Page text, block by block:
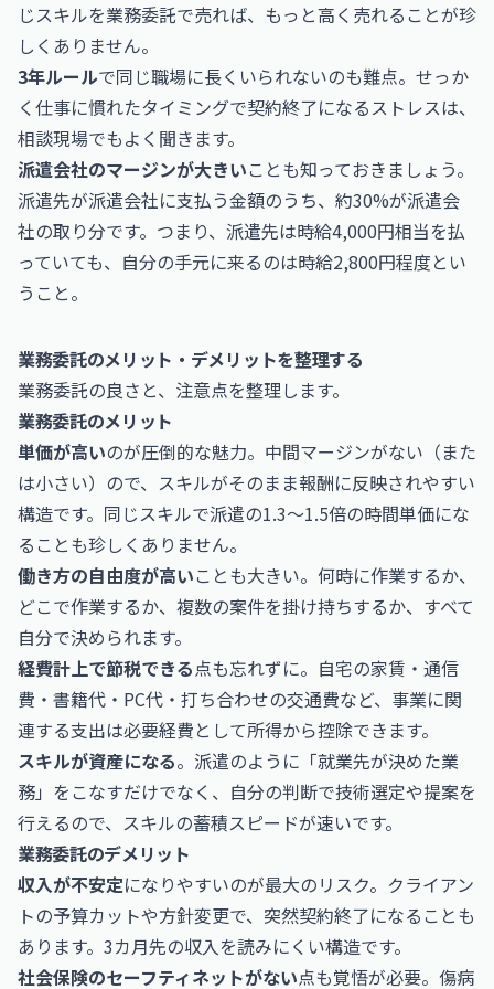
じスキルを業務委託で売れば、もっと高く売れることが珍
しくありません。
3年ルールで同じ職場に長くいられないのも難点。せっか
く仕事に慣れたタイミングで契約終了になるストレスは、
相談現場でもよく聞きます。
派遣会社のマージンが大きいことも知っておきましょう。
派遣先が派遣会社に支払う金額のうち、約30%が派遣会
社の取り分です。つまり、派遣先は時給4,000円相当を払
っていても、自分の手元に来るのは時給2,800円程度とい
うこと。
業務委託のメリット・デメリットを整理する
業務委託の良さと、注意点を整理します。
業務委託のメリット
単価が高いのが圧倒的な魅力。中間マージンがない（また
は小さい）ので、スキルがそのまま報酬に反映されやすい
構造です。同じスキルで派遣の1.3〜1.5倍の時間単価にな
ることも珍しくありません。
働き方の自由度が高いことも大きい。何時に作業するか、
どこで作業するか、複数の案件を掛け持ちするか、すべて
自分で決められます。
経費計上で節税できる点も忘れずに。自宅の家賃・通信
費・書籍代・PC代・打ち合わせの交通費など、事業に関
連する支出は必要経費として所得から控除できます。
スキルが資産になる。派遣のように「就業先が決めた業
務」をこなすだけでなく、自分の判断で技術選定や提案を
行えるので、スキルの蓄積スピードが速いです。
業務委託のデメリット
収入が不安定になりやすいのが最大のリスク。クライアン
トの予算カットや方針変更で、突然契約終了になることも
あります。3カ月先の収入を読みにくい構造です。
社会保険のセーフティネットがない点も覚悟が必要。傷病